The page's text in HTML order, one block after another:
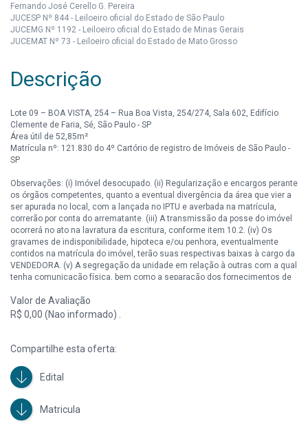
Fernando José Cerello G. Pereira
JUCESP Nº 844 - Leiloeiro oficial do Estado de São Paulo
JUCEMG Nº 1192 - Leiloeiro oficial do Estado de Minas Gerais
JUCEMAT Nº 73 - Leiloeiro oficial do Estado de Mato Grosso
Descrição
Lote 09 – BOA VISTA, 254 – Rua Boa Vista, 254/274, Sala 602, Edifício
Clemente de Faria, Sé, São Paulo - SP
Área útil de 52,85m²
Matrícula nº: 121.830 do 4º Cartório de registro de Imóveis de São Paulo -
SP
Observações: (i) Imóvel desocupado. (ii) Regularização e encargos perante
os órgãos competentes, quanto a eventual divergência da área que vier a
ser apurada no local, com a lançada no IPTU e averbada na matrícula,
correrão por conta do arrematante. (iii) A transmissão da posse do imóvel
ocorrerá no ato na lavratura da escritura, conforme item 10.2. (iv) Os
gravames de indisponibilidade, hipoteca e/ou penhora, eventualmente
contidos na matrícula do imóvel, terão suas respectivas baixas à cargo da
VENDEDORA. (v) A segregação da unidade em relação à outras com a qual
tenha comunicação física, bem como a separação dos fornecimentos de
da ARREMATANTE.
Valor de Avaliação
R$ 0,00 (Nao informado) .
Compartilhe esta oferta:
Edital
Matricula